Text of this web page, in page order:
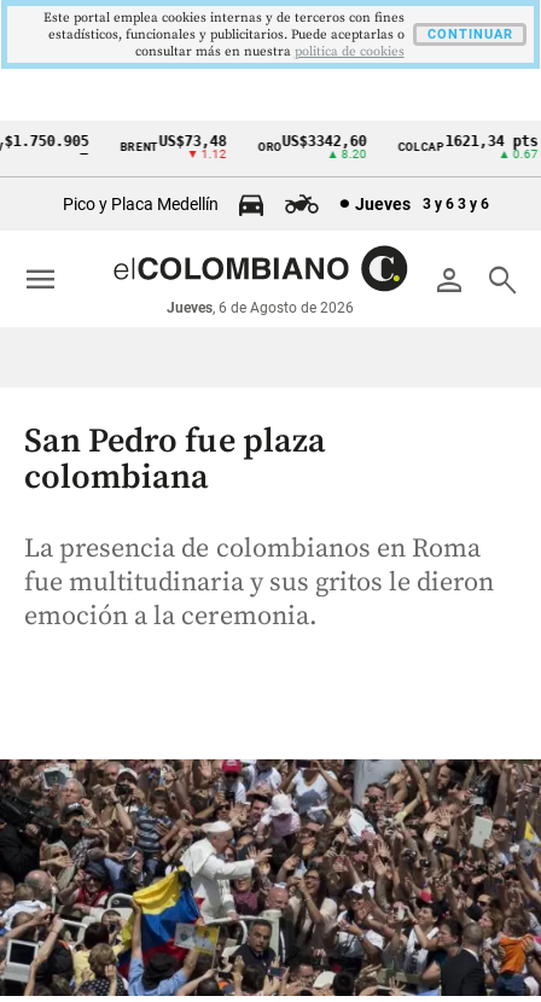
Cintillo
económicos
Colombia
BRENTUS$73,48
▼ 1.12
OROUS$3342,60
▲ 8.20
COLCAP1621,34 pts
▲ 0.67
Pico y Placa Medellín Jueves 3 y 6 3 y 6
person search
Jueves, 6 de Agosto de 2026
menu
San Pedro fue plaza
colombiana
La presencia de colombianos en Roma
fue multitudinaria y sus gritos le dieron
emoción a la ceremonia.
Este portal emplea cookies internas y de terceros con fines
estadísticos, funcionales y publicitarios. Puede aceptarlas o
consultar más en nuestra politica de cookies
CONTINUAR